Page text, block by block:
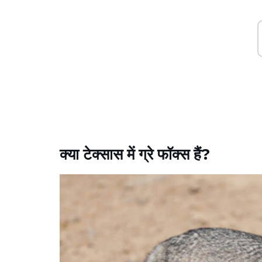
क्या टेक्सास में ग्रे फॉक्स हैं?